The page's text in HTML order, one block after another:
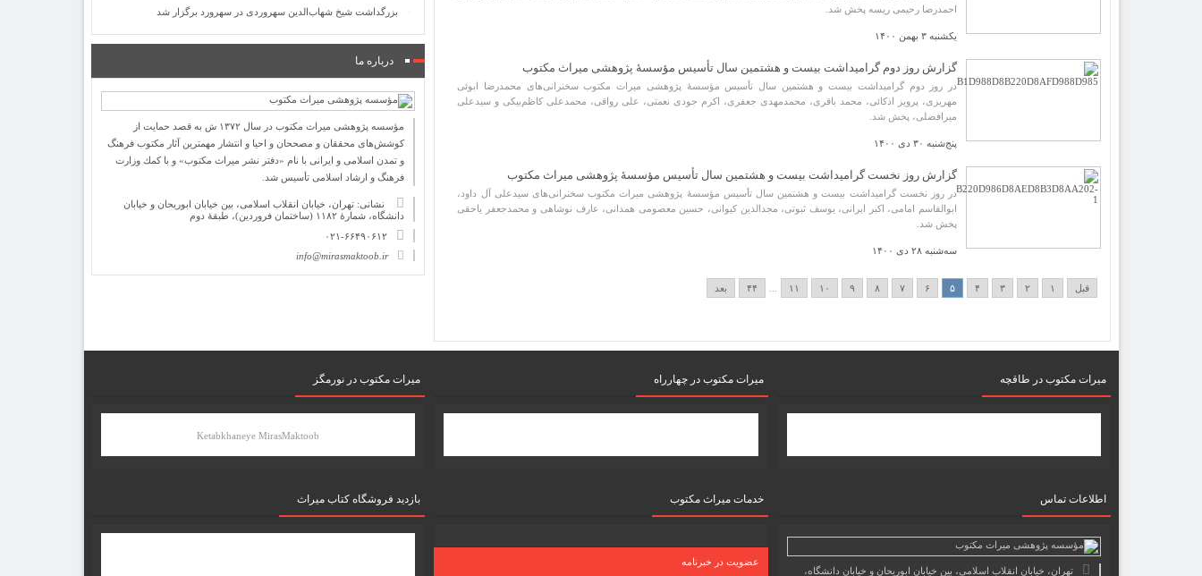
احمدرضا رحیمی ریسه پخش شد.
یکشنبه ۳ بهمن ۱۴۰۰
گزارش روز دوم گرامیداشت بیست و هشتمین سال تأسیس مؤسسۀ پژوهشی میراث مکتوب
در روز دوم گرامیداشت بیست و هشتمین سال تأسیس مؤسسۀ پژوهشی میراث مکتوب سخنرانی‌های محمدرضا ابوئی
مهریزی، پرویز اذکائی، محمد باقری، محمدمهدی جعفری، اکرم جودی نعمتی، علی رواقی، محمدعلی کاظم‌بیکی و سیدعلی
میرافضلی، پخش شد.
پنج‌شنبه ۳۰ دی ۱۴۰۰
گزارش روز نخست گرامیداشت بیست و هشتمین سال تأسیس مؤسسۀ پژوهشی میراث مکتوب
در روز نخست گرامیداشت بیست و هشتمین سال تأسیس مؤسسۀ پژوهشی میراث مکتوب سخنرانی‌های سیدعلی آل داود،
ابوالقاسم امامی، اکبر ایرانی، یوسف ثبوتی، مجدالدین کیوانی، حسین معصومی همدانی، عارف نوشاهی و محمدجعفر یاحقی
پخش شد.
سه‌شنبه ۲۸ دی ۱۴۰۰
قبل ۱ ۲ ۳ ۴ ۵ ۶ ۷ ۸ ۹ ۱۰ ۱۱ ۴۴ بعد
بزرگداشت شیخ شهاب‌الدین سهروردی در سهرورد برگزار شد
درباره ما
مؤسسه پژوهشی میراث مكتوب در سال ۱۳۷۲ ش به قصد حمایت از
كوشش‌های محققان و مصححان و احیا و انتشار مهمترین آثار مكتوب فرهنگ
و تمدن اسلامی و ایرانی با نام «دفتر نشر میراث مكتوب» و با كمك وزارت
فرهنگ و ارشاد اسلامی تأسیس شد.
نشانی: تهران، خیابان انقلاب اسلامی، بین خیابان ابوریحان و خیابان
دانشگاه، شمارۀ ۱۱۸۲ (ساختمان فروردین)، طبقۀ دوم
۰۲۱-۶۶۴۹۰۶۱۲
info@mirasmaktoob.ir
میرات مکتوب در طاقچه
اطلاعات تماس
تهران، خیابان انقلاب اسلامی، بین خیابان ابوریحان و خیابان دانشگاه،
میرات مکتوب در چهارراه
خدمات میراث مکتوب
عضویت در خبرنامه
میرات مکتوب در نورمگز
Ketabkhaneye MirasMaktoob
بازدید فروشگاه کتاب میراث